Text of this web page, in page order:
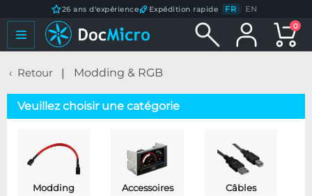
26 ans d'expérience Expédition rapide FR / EN
0
Retour Modding & RGB
Veuillez choisir une catégorie
Modding Accessoires Câbles